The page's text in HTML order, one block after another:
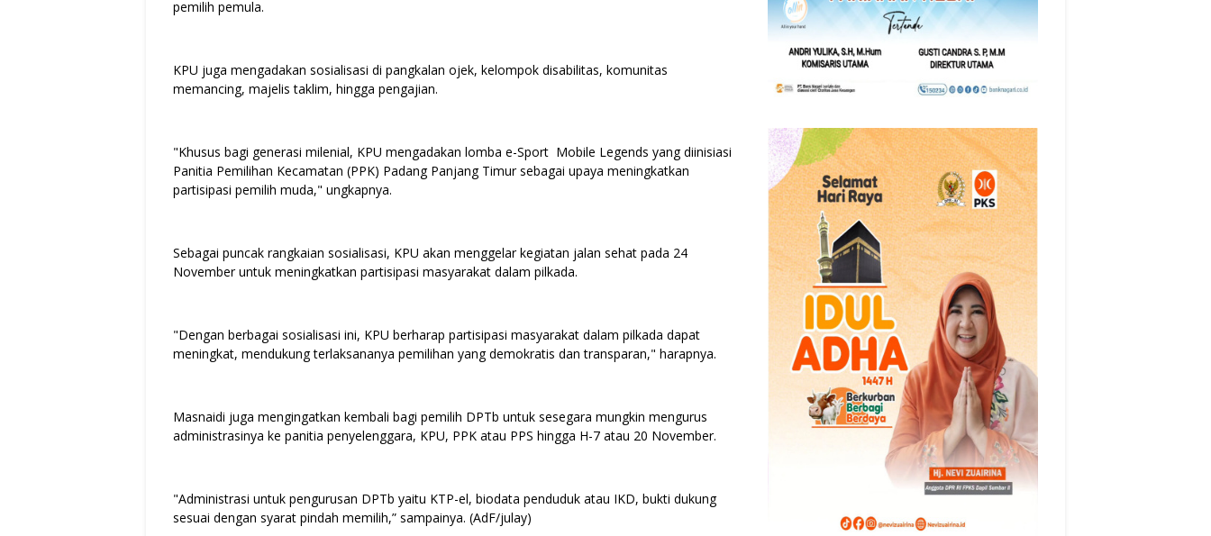
pemilih pemula.
KPU juga mengadakan sosialisasi di pangkalan ojek, kelompok disabilitas, komunitas
memancing, majelis taklim, hingga pengajian.
"Khusus bagi generasi milenial, KPU mengadakan lomba e-Sport Mobile Legends yang diinisiasi
Panitia Pemilihan Kecamatan (PPK) Padang Panjang Timur sebagai upaya meningkatkan
partisipasi pemilih muda," ungkapnya.
Sebagai puncak rangkaian sosialisasi, KPU akan menggelar kegiatan jalan sehat pada 24
November untuk meningkatkan partisipasi masyarakat dalam pilkada.
"Dengan berbagai sosialisasi ini, KPU berharap partisipasi masyarakat dalam pilkada dapat
meningkat, mendukung terlaksananya pemilihan yang demokratis dan transparan," harapnya.
Masnaidi juga mengingatkan kembali bagi pemilih DPTb untuk sesegara mungkin mengurus
administrasinya ke panitia penyelenggara, KPU, PPK atau PPS hingga H-7 atau 20 November.
"Administrasi untuk pengurusan DPTb yaitu KTP-el, biodata penduduk atau IKD, bukti dukung
sesuai dengan syarat pindah memilih,” sampainya. (AdF/julay)